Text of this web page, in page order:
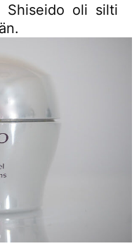
Shiseido oli silti